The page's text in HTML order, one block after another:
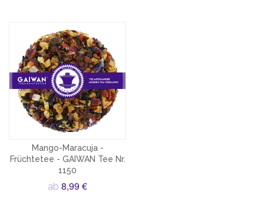
Mango-Maracuja -
Früchtetee - GAIWAN Tee Nr.
1150
ab8,99 €